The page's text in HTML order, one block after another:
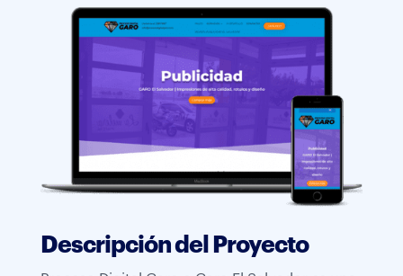
Descripción del Proyecto